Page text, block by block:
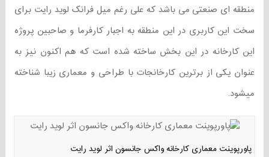
منطقه ای صنعتی می باشد که علی رغم میل فرانک لوید رایت برای
سخت این کاربری در این منطقه به اجبار کارفرما و صاحبین پروژه
این کارخانه در این بخش ساخته شده است که هم اکنون نیز به
عنوان یکی از برترین کارخانجات با طراحی و معماری زیبا شناخته
میشود.
پاورپوینت معماری کارخانه واکس جانسون اثر لوید رایت